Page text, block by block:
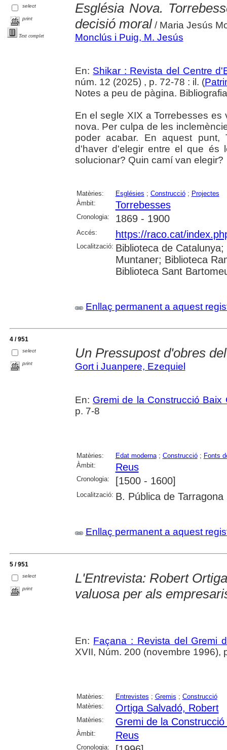
select
print
Text complet
Església Nova.
decisió moral/ Maria Jesús
Monclús i Puig, M. Jesús
En: Shikar : Revista del Centre
núm. 12 (2025) , p. 72-78 : il. (
Notes a peu de pàgina.
En el segle XIX a Torrebesses
nova. Per culpa de les
poder acabar. En aquest punt,
d'haver d'elegir entre el que
solucionar? Quin camí van elegir?
Matèries: Esglésies ; Construcció; Projectes
Àmbit:
Torrebesses
Cronologia: 1869 - 1900
Accés: https://raco.cat/
Localització: Biblioteca de
Muntaner; Biblioteca
Biblioteca Sant
Enllaç permanent a aquest
4 / 951
select
print
Un Pressupost d'obres
Gort i Juanpere, Ezequiel
En: Gremi de la Construcció Baix
p. 7-8
Matèries: Edat moderna; Construcció; Fonts
Àmbit:
Reus
Cronologia: [1500 - 1600]
Localització: B. Pública de Tarragona
Enllaç permanent a aquest
5 / 951
select
print
L'Entrevista: Robert
valuosa per als
En: Façana : Revista del Gremi
XVII, Núm. 200 (novembre 1996),
Matèries: Entrevistes ; Gremis ; Construcció
Matèries:
Ortiga Salvadó, Robert
Matèries: Gremi de la
Àmbit: Reus
Cronologia: